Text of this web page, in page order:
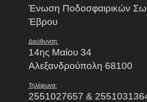
Ένωση Ποδοσφαιρικών
Έβρου
Διεύθυνση:
14ης Μαίου 34
Αλεξανδρούπολη 68100
Τηλέφωνα:
2551027657 &